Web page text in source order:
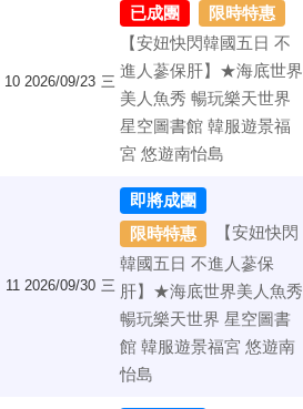
10 2026/09/23 三
已成團 限時特惠
【安妞快閃韓國五日 不
進人蔘保肝】★海底世界
美人魚秀 暢玩樂天世界
星空圖書館 韓服遊景福
宮 悠遊南怡島
11 2026/09/30 三
即將成團
限時特惠
【安妞快閃
韓國五日 不進人蔘保
肝】★海底世界美人魚秀
暢玩樂天世界 星空圖書
館 韓服遊景福宮 悠遊南
怡島